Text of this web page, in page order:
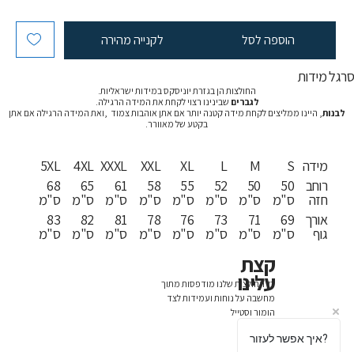
הוספה לסל לקנייה מהירה
סרגל מידות
החולצות הן בגזרת יוניסקס במידות ישראליות.
לגברים שבינינו רצוי לקחת את המידה הרגילה.
לבנות, היינו ממליצים לקחת מידה קטנה יותר אם אתן אוהבות צמוד ,ואת המידה הרגילה אם אתן
בקטע של מאוורר.
5XL
68
ס"מ
83
ס"מ
4XL
65
ס"מ
82
ס"מ
XXXL
61
ס"מ
81
ס"מ
XXL
58
ס"מ
78
ס"מ
XL
55
ס"מ
76
ס"מ
L
52
ס"מ
73
ס"מ
M
50
ס"מ
71
ס"מ
S
50
ס"מ
69
ס"מ
מידה
רוחב
חזה
אורך
גוף
כל החולצות שלנו מודפסות מתוך
מחשבה על נוחות ועמידות לצד
הומור וסטייל
קצת
עלינו
איך אפשר לעזור?